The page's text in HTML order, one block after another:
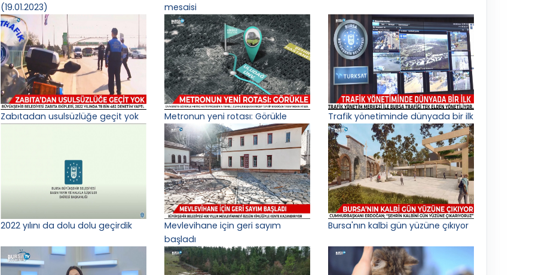
(19.01.2023)
mesaisi
Zabıtadan usulsüzlüğe geçit yok Metronun yeni rotası: Görükle Trafik yönetiminde dünyada bir ilk
2022 yılını da dolu dolu geçirdik
Mevlevihane için geri sayım
başladı
Bursa'nın kalbi gün yüzüne çıkıyor